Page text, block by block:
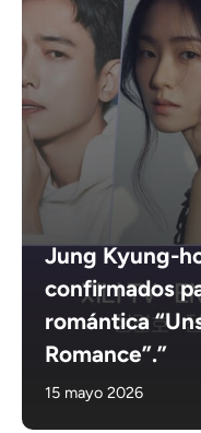
Jung Kyung-
confirmados
romántica
Romance”.”
15 mayo 2026